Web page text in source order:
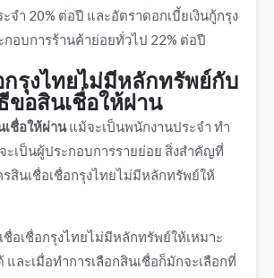
จำ 20% ต่อปี และอัตราดอกเบี้ยเงินกู้กรุง
กอบการร้านค้าย่อยทั่วไป 22% ต่อปี
กรุงไทยไม่มีหลักทรัพย์กับ
ขอสินเชื่อให้ผ่าน
ชื่อให้ผ่านแม้จะเป็นพนักงานประจำ ทำ
ะเป็นผู้ประกอบการรายย่อย สิ่งสำคัญที่
รสินเชื่อเชื่อกรุงไทยไม่มีหลักทรัพย์ให้
ชื่อเชื่อกรุงไทยไม่มีหลักทรัพย์ให้เหมาะ
และเมื่อทำการเลือกสินเชื่อก็มักจะเลือกที่